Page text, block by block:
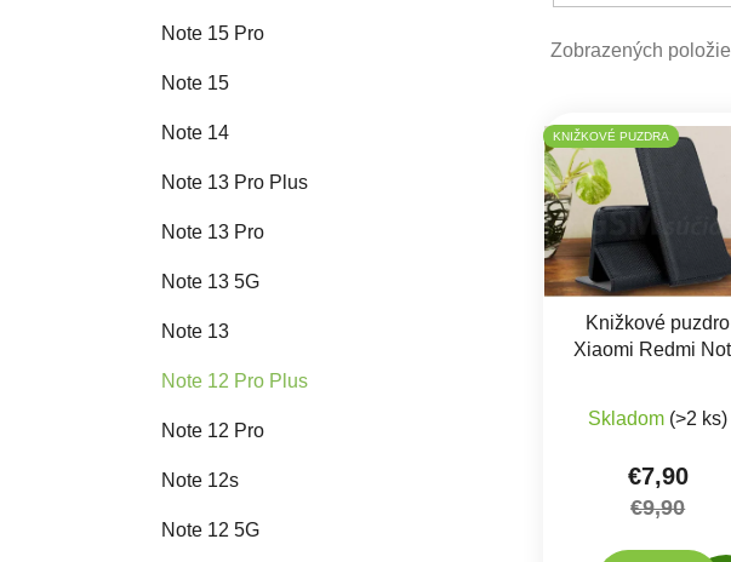
Note 15 Pro
Note 15
Note 14
Note 13 Pro Plus
Note 13 Pro
Note 13 5G
Note 13
Note 12 Pro Plus
Note 12 Pro
Note 12s
Note 12 5G
Zobrazených
Výpis
KNIŽKOVÉ PUZDRA
Knižkové puzdro
Xiaomi Redmi
Skladom (>2 ks)
€7,90
€9,90